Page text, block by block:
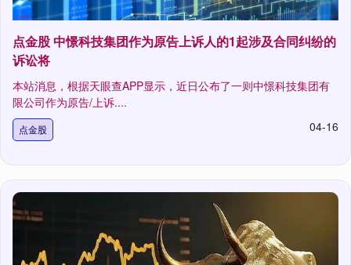
点金股 中憬科技集团作为原告上诉人的1起涉及合同纠纷的
诉讼将
本站消息，根据天眼查APP显示，近日公布了一则中憬科技集团有
限公司作为原告/上诉....
点金股 04-16